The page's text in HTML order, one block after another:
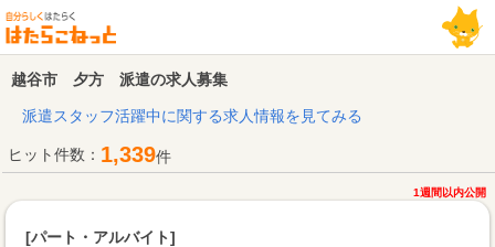
越谷市 夕方 派遣の求人募集
派遣スタッフ活躍中に関する求人情報を見てみる
ヒット件数： 1,339件
1週間以内公開
[パート・アルバイト]